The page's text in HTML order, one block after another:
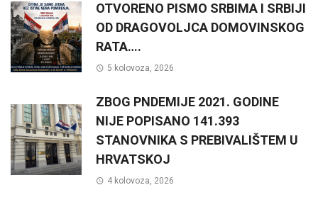
OTVORENO PISMO SRBIMA I SRBIJI
OD DRAGOVOLJCA DOMOVINSKOG
RATA….
5 kolovoza, 2026
ZBOG PNDEMIJE 2021. GODINE
NIJE POPISANO 141.393
STANOVNIKA S PREBIVALIŠTEM U
HRVATSKOJ
4 kolovoza, 2026